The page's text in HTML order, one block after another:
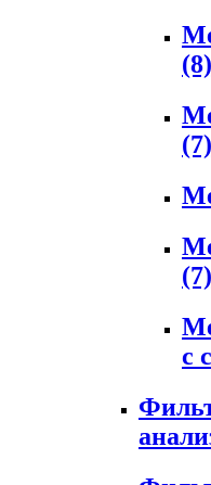
(8)
(7)
(7)
с